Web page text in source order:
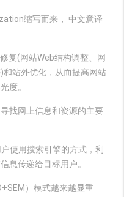
缩写而来， 中文意译
复(网站Web结构调整、网
站外优化，从而提高网站
度。
找网上信息和资源的主要
使用搜索引擎的方式，利
息传递给目标用户。
）模式越来越显重